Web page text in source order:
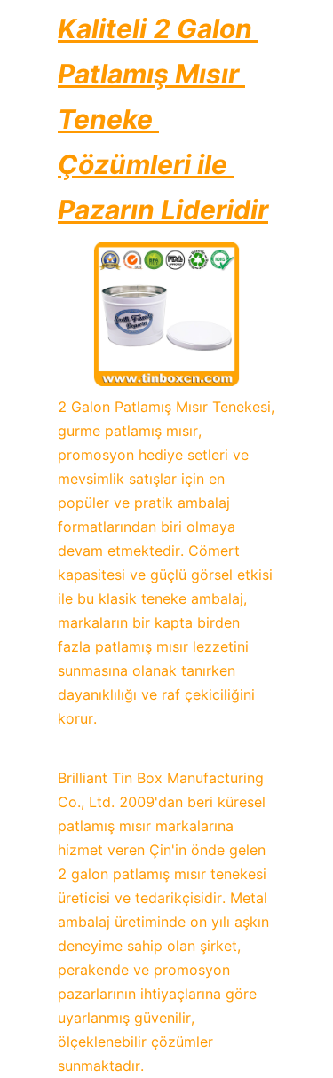
Kaliteli 2 Galon
Patlamış Mısır
Teneke
Çözümleri ile
Pazarın Lideridir
2 Galon Patlamış Mısır Tenekesi,
gurme patlamış mısır,
promosyon hediye setleri ve
mevsimlik satışlar için en
popüler ve pratik ambalaj
formatlarından biri olmaya
devam etmektedir. Cömert
kapasitesi ve güçlü görsel etkisi
ile bu klasik teneke ambalaj,
markaların bir kapta birden
fazla patlamış mısır lezzetini
sunmasına olanak tanırken
dayanıklılığı ve raf çekiciliğini
korur.
Brilliant Tin Box Manufacturing
Co., Ltd. 2009'dan beri küresel
patlamış mısır markalarına
hizmet veren Çin'in önde gelen
2 galon patlamış mısır tenekesi
üreticisi ve tedarikçisidir. Metal
ambalaj üretiminde on yılı aşkın
deneyime sahip olan şirket,
perakende ve promosyon
pazarlarının ihtiyaçlarına göre
uyarlanmış güvenilir,
ölçeklenebilir çözümler
sunmaktadır.